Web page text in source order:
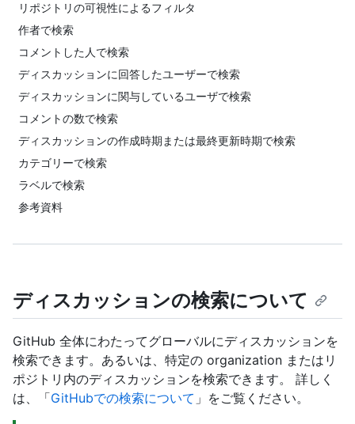
リポジトリの可視性によるフィルタ
作者で検索
コメントした人で検索
ディスカッションに回答したユーザーで検索
ディスカッションに関与しているユーザで検索
コメントの数で検索
ディスカッションの作成時期または最終更新時期で検索
カテゴリーで検索
ラベルで検索
参考資料
ディスカッションの検索について
GitHub 全体にわたってグローバルにディスカッションを
検索できます。あるいは、特定の organization またはリ
ポジトリ内のディスカッションを検索できます。 詳しく
は、「GitHubでの検索について 」をご覧ください。